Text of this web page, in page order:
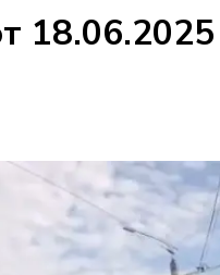
18.06.2025